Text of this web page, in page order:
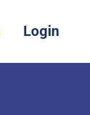
Login